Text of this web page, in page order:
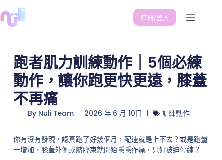
註冊/登入
跑者肌力訓練動作｜5個必練
動作，讓你跑更快更遠，膝蓋
不再痛
ByNuli Team 2026 年 6 月 10日 訓練動作
你有沒有發現，認真跑了好幾個月，配速就是上不去？或是跑量
一增加，膝蓋外側或髂脛束就開始隱隱作痛，只好被迫停練？